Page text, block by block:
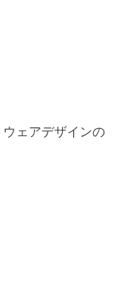
ェアデザインの